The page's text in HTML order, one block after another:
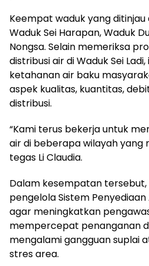
Keempat waduk yang ditinjau
Waduk Sei Harapan, Waduk
Nongsa. Selain memeriksa
distribusi air di Waduk Sei
ketahanan air baku
aspek kualitas, kuantitas,
distribusi.
“Kami terus bekerja untuk
air di beberapa wilayah yang
tegas Li Claudia.
Dalam kesempatan
pengelola Sistem Penyediaan
agar meningkatkan
mempercepat penanganan
mengalami gangguan suplai
stres area.